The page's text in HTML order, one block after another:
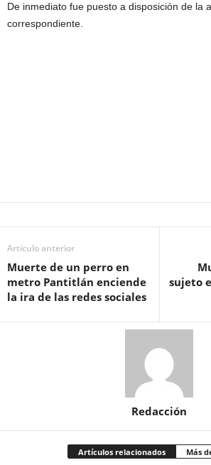
De inmediato fue puesto a disposición de la
correspondiente.
Artículo anterior
Muerte de un perro en
metro Pantitlán enciende
la ira de las redes sociales
sujeto
Redacción
Artículos relacionados Más